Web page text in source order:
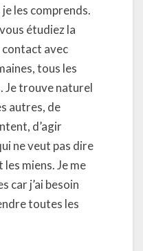
les comprends.
étudiez la
avec
tous les
Je trouve naturel
autres, de
d’agir
ne veut pas dire
miens. Je me
car j’ai besoin
toutes les